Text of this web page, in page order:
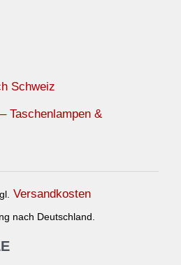
Schweiz
Taschenlampen &
Versandkosten
nach Deutschland.